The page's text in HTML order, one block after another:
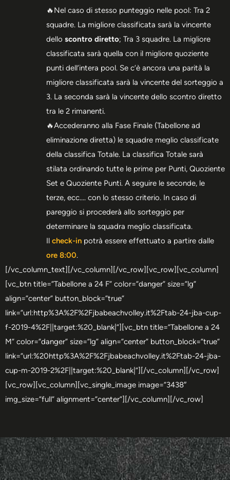
🔥Nel caso di stesso punteggio nelle pool: Tra 2
squadre. La migliore classificata sarà la vincente
dello scontro diretto; Tra 3 squadre. La migliore
classificata sarà quella con il migliore quoziente
punti dell’intera pool. Se c’è ancora una parità la
migliore classificata sarà la vincente del sorteggio a
3. La seconda sarà la vincente dello scontro diretto
tra le 2 rimanenti.
🔥Accederanno alla Fase Finale (Tabellone ad
eliminazione diretta) le squadre meglio classificate
della classifica Totale. La classifica Totale sarà
stilata ordinando tutte le prime per Punti, Quoziente
Set e Quoziente Punti. A seguire le seconde, le
terze, ecc…. con lo stesso criterio. In caso di
pareggio si procederà allo sorteggio per
determinare la squadra meglio classificata.
Il check-in potrà essere effettuato a partire dalle
ore 8:00.
[/vc_column_text][/vc_column][/vc_row][vc_row][vc_column]
[vc_btn title=”Tabellone a 24 F” color=”danger” size=”lg”
align=”center” button_block=”true”
link=”url:http%3A%2F%2Fjbabeachvolley.it%2Ftab-24-jba-cup-
f-2019-4%2F||target:%20_blank|”][vc_btn title=”Tabellone a 24
M” color=”danger” size=”lg” align=”center” button_block=”true”
link=”url:%20http%3A%2F%2Fjbabeachvolley.it%2Ftab-24-jba-
cup-m-2019-2%2F||target:%20_blank|”][/vc_column][/vc_row]
[vc_row][vc_column][vc_single_image image=”3438″
img_size=”full” alignment=”center”][/vc_column][/vc_row]